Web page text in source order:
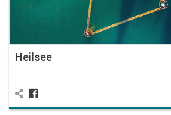
Heilsee